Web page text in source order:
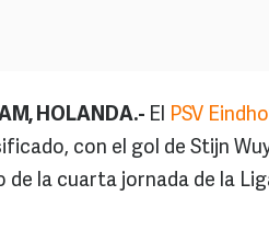
HOLANDA.- El PSV
con el gol de Stijn
de la cuarta jornada de la